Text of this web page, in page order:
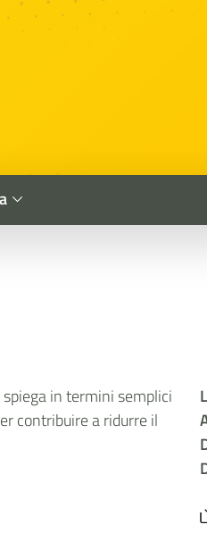
in termini semplici
contribuire a ridurre il